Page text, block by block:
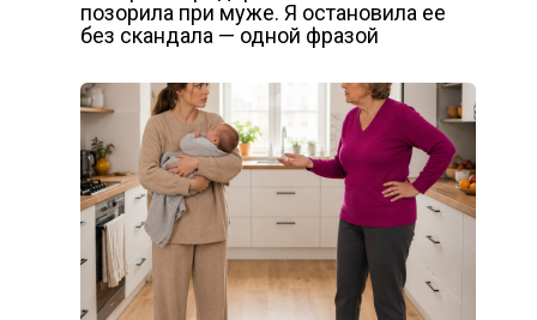
позорила при муже. Я остановила ее
без скандала — одной фразой